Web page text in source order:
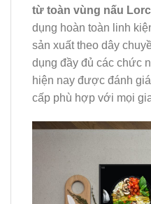
từ toàn vùng nấu
dụng hoàn toàn linh
sản xuất theo dây
dụng đầy đủ các chức
hiện nay được đánh
cấp phù hợp với mọi